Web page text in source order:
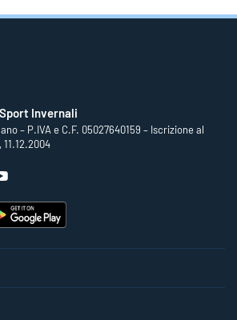
Invernali
– P.IVA e C.F. 05027640159 – Iscrizione al